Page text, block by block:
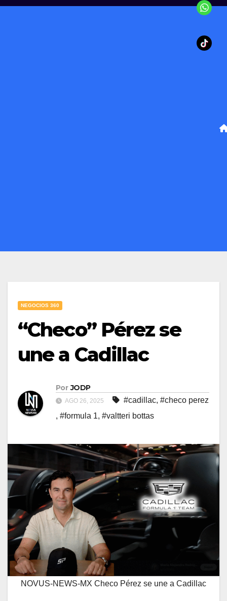
NEGOCIOS 360
“Checo” Pérez se
une a Cadillac
Por JODP
AGO 26, 2025 #cadillac, #checo perez
, #formula 1, #valtteri bottas
NOVUS-NEWS-MX Checo Pérez se une a Cadillac